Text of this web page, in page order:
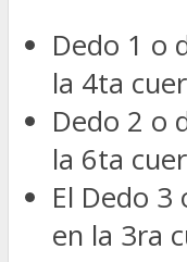
Dedo 1 o
la 4ta
Dedo 2 o
la 6ta
El Dedo
en la 3ra